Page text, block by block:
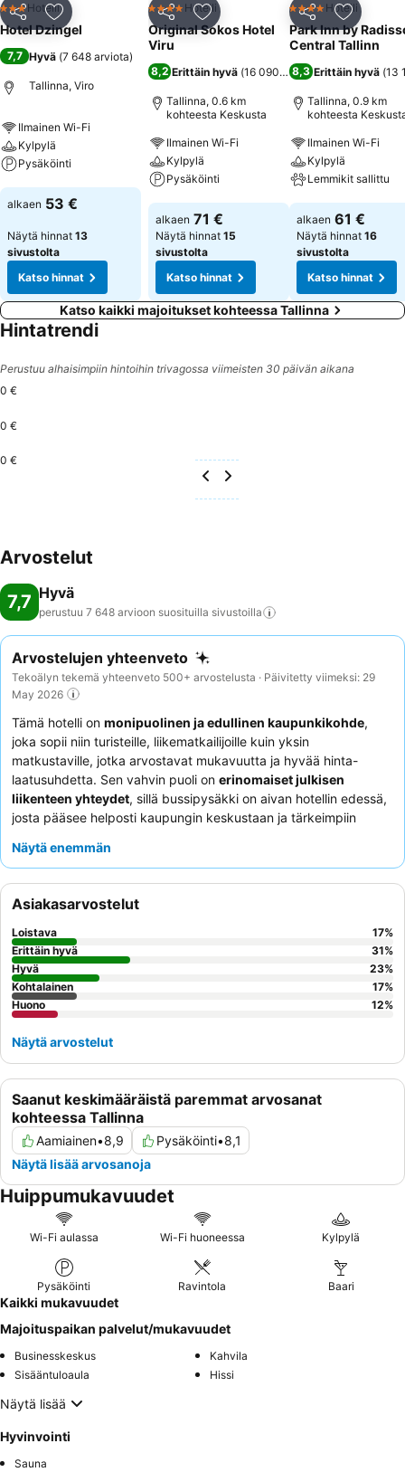
Jaa Lisää suosikkeihin
3 Tähtiluokitus
Hotelli
Hotel Dzingel
7,7 Hyvä (7 648 arviota)
Tallinna, Viro
Ilmainen Wi-Fi
Kylpylä
Pysäköinti
Katso hinnat
alkaen 53 €
Näytä hinnat 13
sivustolta
Katso hinnat
Jaa Lisää suosikkeihin
4 Tähtiluokitus
Hotelli
Original Sokos Hotel
Viru
8,2 Erittäin hyvä (16 090 arviota)
Tallinna, 0.6 km
kohteesta Keskusta
Ilmainen Wi-Fi
Kylpylä
Pysäköinti
Katso hinnat
alkaen 71 €
Näytä hinnat 15
sivustolta
Katso hinnat
Jaa Lisää
4 Tähtiluokitus
Hotelli
Park Inn by
Central Tallinn
8,3 Erittäin hyvä (13
Tallinna, 0.9 km
kohteesta
Ilmainen Wi-Fi
Kylpylä
Lemmikit sallittu
Katso hinnat
alkaen 61 €
Näytä hinnat 16
sivustolta
Katso hinnat
Katso kaikki majoitukset kohteessa Tallinna
Hintatrendi
Perustuu alhaisimpiin hintoihin trivagossa viimeisten 30 päivän aikana
0 €
0 €
0 €
Arvostelut
7,7 Hyvä
perustuu 7 648 arvioon suosituilla sivustoilla
Arvostelujen yhteenveto
Tekoälyn tekemä yhteenveto 500+ arvostelusta · Päivitetty viimeksi: 29
May 2026
Tämä hotelli on monipuolinen ja edullinen kaupunkikohde,
joka sopii niin turisteille, liikematkailijoille kuin yksin
matkustaville, jotka arvostavat mukavuutta ja hyvää hinta-
laatusuhdetta. Sen vahvin puoli on erinomaiset julkisen
liikenteen yhteydet, sillä bussipysäkki on aivan hotellin edessä,
josta pääsee helposti kaupungin keskustaan ja tärkeimpiin
päällä oleva ravintola lounas- ja illallistarjoilua varten. Asiakkaat
asennetta
Rauhallisempaa kokemusta kaipaavien kannattaa pyytää
huonetta puutarhan puolelta.
Näytä enemmän
Saanut keskimääräistä paremmat arvosanat
kohteessa Tallinna
Aamiainen•8,9 Pysäköinti•8,1
Näytä lisää arvosanoja
Asiakasarvostelut
Loistava 17%
Erittäin hyvä
31%
Hyvä
23%
Kohtalainen
17%
Huono
12%
Näytä arvostelut
Huippumukavuudet
Wi-Fi aulassa Wi-Fi huoneessa Kylpylä
Pysäköinti Ravintola Baari
Kaikki mukavuudet
Majoituspaikan palvelut/mukavuudet
Businesskeskus
Kahvila
Sisääntuloaula
Hissi
Näytä lisää
Hyvinvointi
Sauna